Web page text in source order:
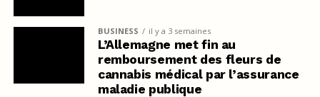
BUSINESS il y a 3 semaines
L’Allemagne met fin au
remboursement des fleurs de
cannabis médical par l’assurance
maladie publique